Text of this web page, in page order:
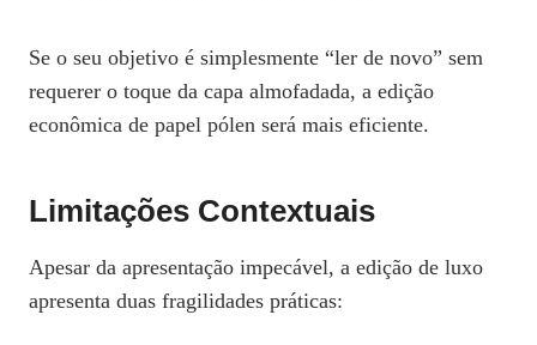
Se o seu objetivo é simplesmente “ler de novo” sem
requerer o toque da capa almofadada, a edição
econômica de papel pólen será mais eficiente.
Limitações Contextuais
Apesar da apresentação impecável, a edição de luxo
apresenta duas fragilidades práticas: